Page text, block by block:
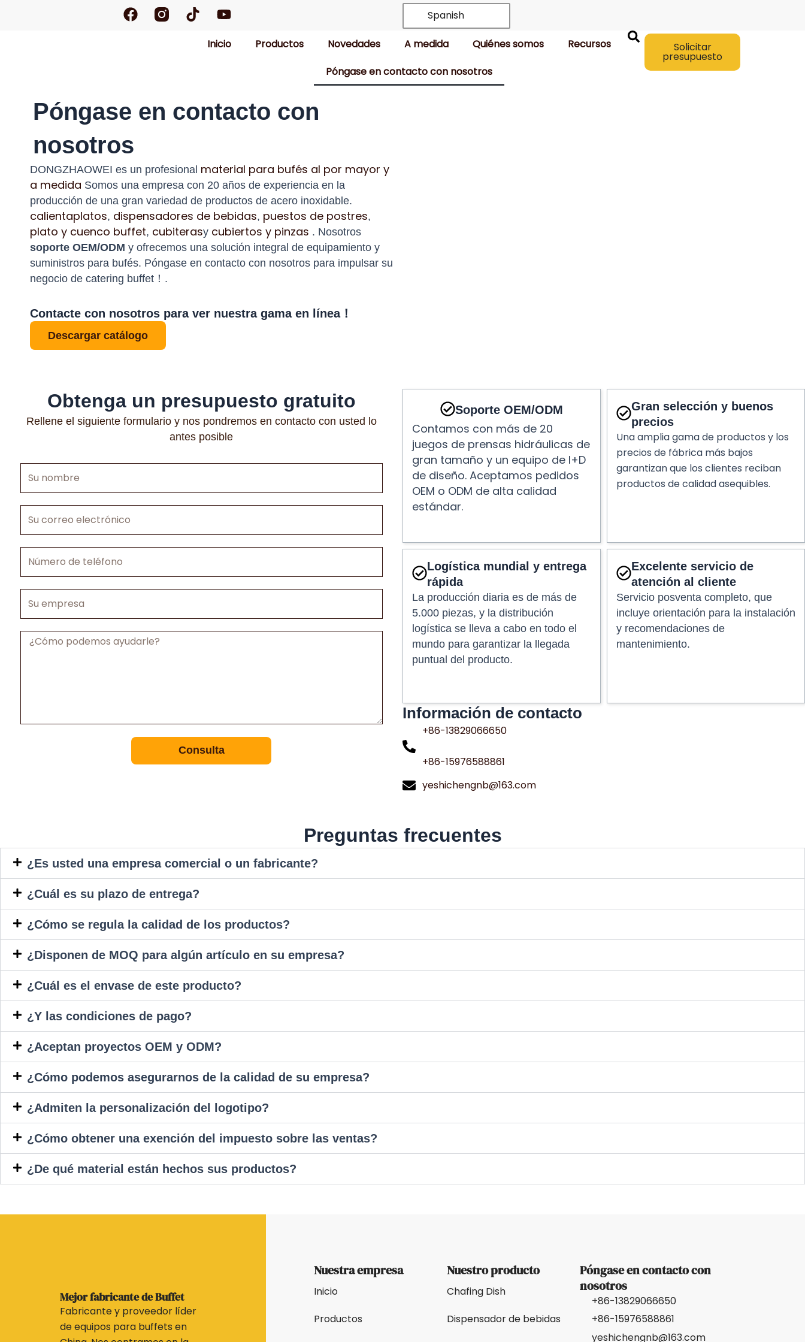
F
a
k
T
i
Y
o
u
t
Spanish
Inicio Productos Novedades A medida Quiénes somos
Recursos
Póngase en contacto con nosotros
Solicitar
presupuesto
Póngase en contacto con
nosotros
DONGZHAOWEI es un profesional material para bufés al por mayor y
a medida Somos una empresa con 20 años de experiencia en la
producción de una gran variedad de productos de acero inoxidable.
calientaplatos, dispensadores de bebidas, puestos de postres,
plato y cuenco buffet, cubiterasy cubiertos y pinzas . Nosotros
soporte OEM/ODM y ofrecemos una solución integral de equipamiento y
suministros para bufés. Póngase en contacto con nosotros para impulsar su
negocio de catering buffet！.
Contacte con nosotros para ver nuestra gama en línea！
Descargar catálogo
Obtenga un presupuesto gratuito
Rellene el siguiente formulario y nos pondremos en contacto con usted lo
antes posible
nombre
correo
de
empresa
Mensaje
Consulta
Soporte OEM/ODM
Contamos con más de 20
juegos de prensas hidráulicas de
gran tamaño y un equipo de I+D
de diseño. Aceptamos pedidos
OEM o ODM de alta calidad
estándar.
Gran selección y buenos
precios
Una amplia gama de productos y los
precios de fábrica más bajos
garantizan que los clientes reciban
productos de calidad asequibles.
Logística mundial y entrega
rápida
La producción diaria es de más de
5.000 piezas, y la distribución
logística se lleva a cabo en todo el
mundo para garantizar la llegada
puntual del producto.
Excelente servicio de
atención al cliente
Servicio posventa completo, que
incluye orientación para la instalación
y recomendaciones de
mantenimiento.
Información de contacto
+86-13829066650
+86-15976588861
yeshichengnb@163.com
Preguntas frecuentes
¿Es usted una empresa comercial o un fabricante?
¿Cuál es su plazo de entrega?
¿Cómo se regula la calidad de los productos?
¿Disponen de MOQ para algún artículo en su empresa?
¿Cuál es el envase de este producto?
¿Y las condiciones de pago?
¿Aceptan proyectos OEM y ODM?
¿Cómo podemos asegurarnos de la calidad de su empresa?
¿Admiten la personalización del logotipo?
¿Cómo obtener una exención del impuesto sobre las ventas?
¿De qué material están hechos sus productos?
Mejor fabricante de Buffet
Fabricante y proveedor líder
de equipos para buffets en
Nuestra empresa
Inicio
Productos
Nuestro producto
Chafing Dish
Dispensador de bebidas
Póngase en contacto con
nosotros
+86-13829066650
+86-15976588861
yeshichengnb@163.com